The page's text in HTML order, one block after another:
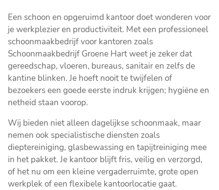
Een schoon en opgeruimd kantoor doet wonderen voor
je werkplezier en productiviteit. Met een professioneel
schoonmaakbedrijf voor kantoren zoals
Schoonmaakbedrijf Groene Hart weet je zeker dat
gereedschap, vloeren, bureaus, sanitair en zelfs de
kantine blinken. Je hoeft nooit te twijfelen of
bezoekers een goede eerste indruk krijgen; hygiëne en
netheid staan voorop.
Wij bieden niet alleen dagelijkse schoonmaak, maar
nemen ook specialistische diensten zoals
dieptereiniging, glasbewassing en tapijtreiniging mee
in het pakket. Je kantoor blijft fris, veilig en verzorgd,
of het nu om een kleine vergaderruimte, grote open
werkplek of een flexibele kantoorlocatie gaat.